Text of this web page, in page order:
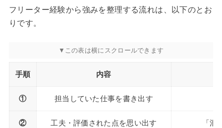
フリーター経験から強みを整理する流れは、以下のとお
りです。
手順 内容
① 担当していた仕事を書き出す
② 工夫・評価された点を思い出す 「